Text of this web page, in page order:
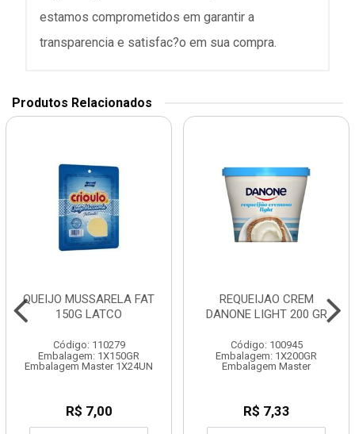
estamos comprometidos em garantir a
transparencia e satisfac?o em sua compra.
Produtos Relacionados
QUEIJO MUSSARELA FAT
150G LATCO
Código: 110279
Embalagem: 1X150GR
Embalagem Master 1X24UN
R$ 7,00
REQUEIJAO CREM
DANONE LIGHT 200 GR
Código: 100945
Embalagem: 1X200GR
Embalagem Master
R$ 7,33